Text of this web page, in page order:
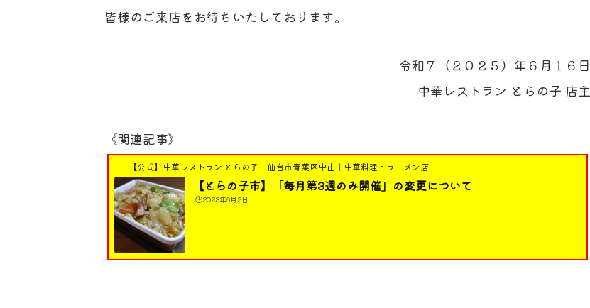
皆様のご来店をお待ちいたしております。
令和７（２０２５）年６月１６日
中華レストラン とらの子 店主
《関連記事》
【公式】中華レストラン とらの子｜仙台市青葉区中山｜中華料理・ラーメン店
【とらの子市】「毎月第3週のみ開催」の変更について
🕒️2023年6月2日